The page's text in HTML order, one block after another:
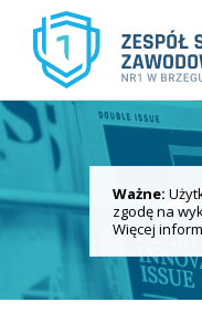
Ważne:
zgodę na
Więcej
i